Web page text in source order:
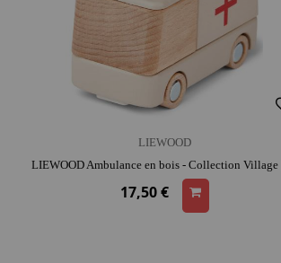
LIEWOOD
17,50 €